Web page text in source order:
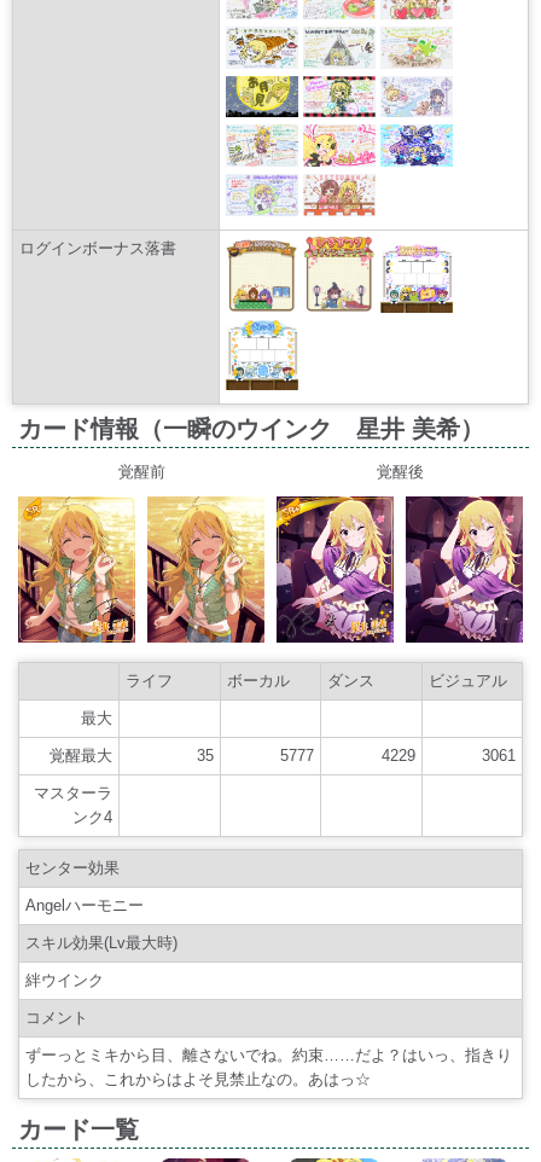
ログインボーナス落書
カード情報（一瞬のウインク 星井 美希）
覚醒前 覚醒後
ライフ ボーカル ダンス ビジュアル
最大
覚醒最大 35 5777 4229 3061
マスターラ
ンク4
センター効果
Angelハーモニー
スキル効果(Lv最大時)
絆ウインク
コメント
ずーっとミキから目、離さないでね。約束……だよ？はいっ、指きり
したから、これからはよそ見禁止なの。あはっ☆
カード一覧